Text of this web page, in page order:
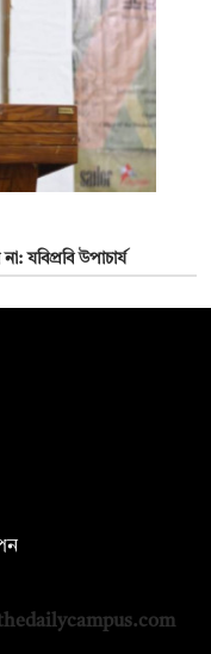
যবিপ্রবি উপাচার্য